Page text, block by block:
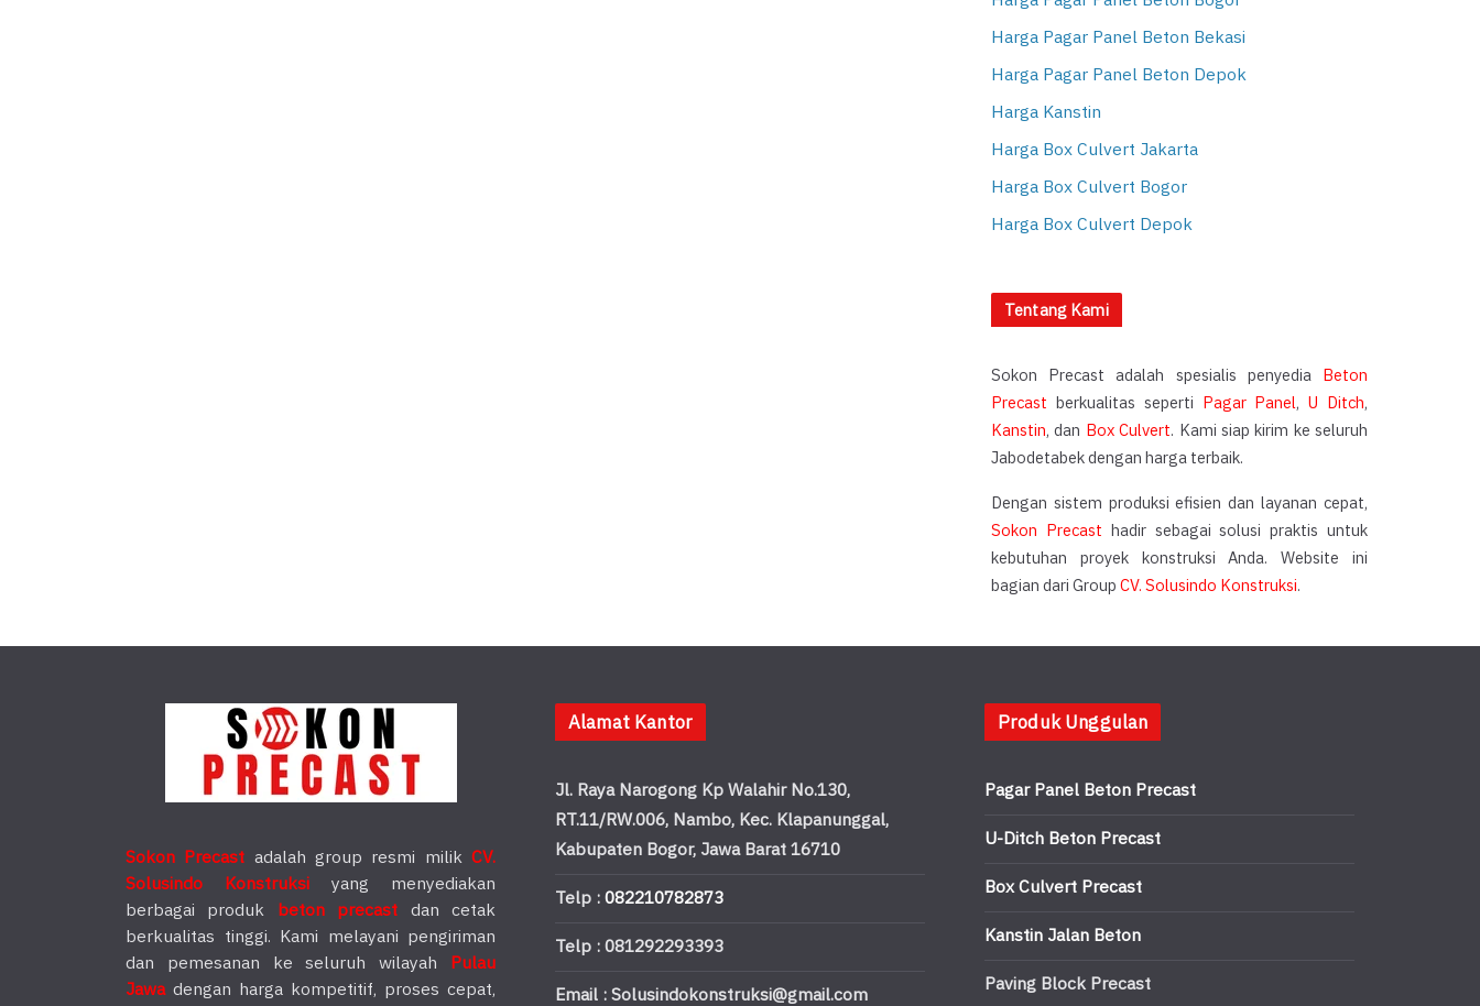
Harga Pagar Panel Beton Bekasi
Harga Pagar Panel Beton Depok
Harga Kanstin
Harga Box Culvert Jakarta
Harga Box Culvert Bogor
Harga Box Culvert Depok
Tentang Kami
Sokon Precast adalah spesialis penyedia Beton
Precast berkualitas seperti Pagar Panel,U Ditch,
Kanstin, dan Box Culvert. Kami siap kirim ke seluruh
Jabodetabek dengan harga terbaik.
Dengan sistem produksi efisien dan layanan cepat,
Sokon Precast hadir sebagai solusi praktis untuk
kebutuhan proyek konstruksi Anda. Website ini
bagian dari GroupCV. Solusindo Konstruksi.
Sokon Precast adalah group resmi milikCV.
Solusindo Konstruksi yang menyediakan
berbagai produk beton precast dan cetak
berkualitas tinggi. Kami melayani pengiriman
dan pemesanan ke seluruh wilayah Pulau
Jawadengan harga kompetitif, proses cepat,
Alamat Kantor
Jl. Raya Narogong Kp Walahir No.130,
RT.11/RW.006, Nambo, Kec. Klapanunggal,
Kabupaten Bogor, Jawa Barat 16710
Telp :082210782873
Telp : 081292293393
Email : Solusindokonstruksi@gmail.com
Produk Unggulan
Pagar Panel Beton Precast
U-Ditch Beton Precast
Box Culvert Precast
Kanstin Jalan Beton
Paving Block Precast